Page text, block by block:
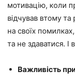
мотивацію, коли
відчував втому
на своїх
та не здаватися. І
Важливість